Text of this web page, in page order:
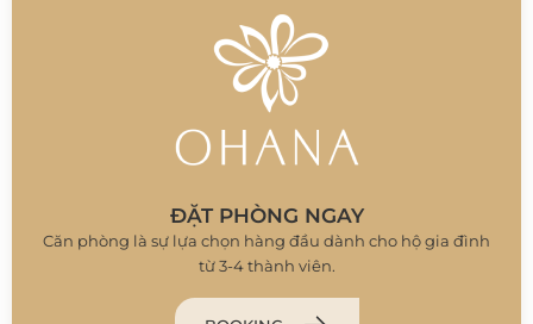
ĐẶT PHÒNG NGAY
Căn phòng là sự lựa chọn hàng đầu dành cho hộ gia đình
từ 3-4 thành viên.